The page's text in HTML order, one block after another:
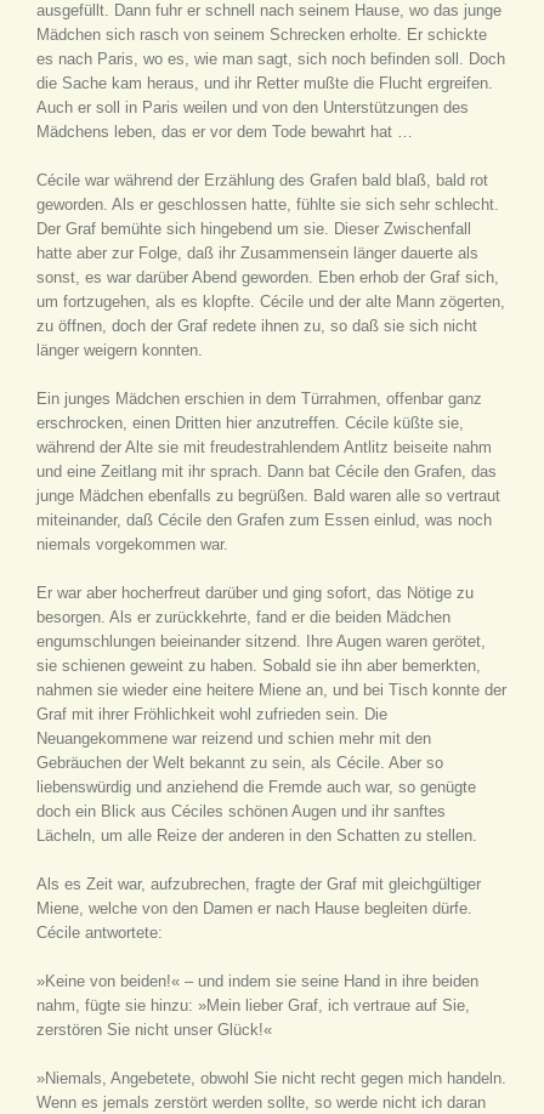
ausgefüllt. Dann fuhr er schnell nach seinem Hause, wo das junge
Mädchen sich rasch von seinem Schrecken erholte. Er schickte
es nach Paris, wo es, wie man sagt, sich noch befinden soll. Doch
die Sache kam heraus, und ihr Retter mußte die Flucht ergreifen.
Auch er soll in Paris weilen und von den Unterstützungen des
Mädchens leben, das er vor dem Tode bewahrt hat …
Cécile war während der Erzählung des Grafen bald blaß, bald rot
geworden. Als er geschlossen hatte, fühlte sie sich sehr schlecht.
Der Graf bemühte sich hingebend um sie. Dieser Zwischenfall
hatte aber zur Folge, daß ihr Zusammensein länger dauerte als
sonst, es war darüber Abend geworden. Eben erhob der Graf sich,
um fortzugehen, als es klopfte. Cécile und der alte Mann zögerten,
zu öffnen, doch der Graf redete ihnen zu, so daß sie sich nicht
länger weigern konnten.
Ein junges Mädchen erschien in dem Türrahmen, offenbar ganz
erschrocken, einen Dritten hier anzutreffen. Cécile küßte sie,
während der Alte sie mit freudestrahlendem Antlitz beiseite nahm
und eine Zeitlang mit ihr sprach. Dann bat Cécile den Grafen, das
junge Mädchen ebenfalls zu begrüßen. Bald waren alle so vertraut
miteinander, daß Cécile den Grafen zum Essen einlud, was noch
niemals vorgekommen war.
Er war aber hocherfreut darüber und ging sofort, das Nötige zu
besorgen. Als er zurückkehrte, fand er die beiden Mädchen
engumschlungen beieinander sitzend. Ihre Augen waren gerötet,
sie schienen geweint zu haben. Sobald sie ihn aber bemerkten,
nahmen sie wieder eine heitere Miene an, und bei Tisch konnte der
Graf mit ihrer Fröhlichkeit wohl zufrieden sein. Die
Neuangekommene war reizend und schien mehr mit den
Gebräuchen der Welt bekannt zu sein, als Cécile. Aber so
liebenswürdig und anziehend die Fremde auch war, so genügte
doch ein Blick aus Céciles schönen Augen und ihr sanftes
Lächeln, um alle Reize der anderen in den Schatten zu stellen.
Als es Zeit war, aufzubrechen, fragte der Graf mit gleichgültiger
Miene, welche von den Damen er nach Hause begleiten dürfe.
Cécile antwortete:
»Keine von beiden!« – und indem sie seine Hand in ihre beiden
nahm, fügte sie hinzu: »Mein lieber Graf, ich vertraue auf Sie,
zerstören Sie nicht unser Glück!«
»Niemals, Angebetete, obwohl Sie nicht recht gegen mich handeln.
Wenn es jemals zerstört werden sollte, so werde nicht ich daran